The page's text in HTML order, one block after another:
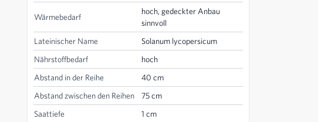
Wärmebedarf
hoch, gedeckter Anbau
sinnvoll
Lateinischer Name
Solanum lycopersicum
Nährstoffbedarf
hoch
Abstand in der Reihe
40 cm
Abstand zwischen den Reihen
75 cm
Saattiefe
1 cm